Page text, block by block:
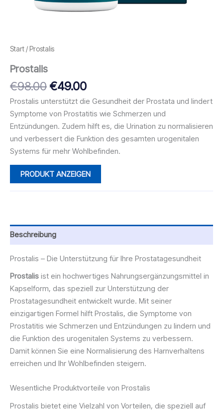
Start / Prostalis
Prostalis
€98.00Ursprünglicher
Preis
war:
€98.00
€49.00Aktueller
Preis
ist:
€49.00.
Prostalis unterstützt die Gesundheit der Prostata und lindert
Symptome von Prostatitis wie Schmerzen und
Entzündungen. Zudem hilft es, die Urination zu normalisieren
und verbessert die Funktion des gesamten urogenitalen
Systems für mehr Wohlbefinden.
PRODUKT ANZEIGEN
Beschreibung
Prostalis – Die Unterstützung für Ihre Prostatagesundheit
Prostalis ist ein hochwertiges Nahrungsergänzungsmittel in
Kapselform, das speziell zur Unterstützung der
Prostatagesundheit entwickelt wurde. Mit seiner
einzigartigen Formel hilft Prostalis, die Symptome von
Prostatitis wie Schmerzen und Entzündungen zu lindern und
die Funktion des urogenitalen Systems zu verbessern.
Damit können Sie eine Normalisierung des Harnverhaltens
erreichen und Ihr Wohlbefinden steigern.
Wesentliche Produktvorteile von Prostalis
Prostalis bietet eine Vielzahl von Vorteilen, die speziell auf